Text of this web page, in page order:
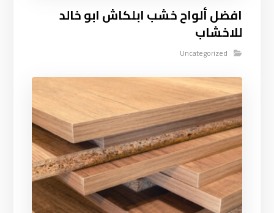
افضل ألواح خشب ابلكاش ابو خالد
للاخشاب
Uncategorized